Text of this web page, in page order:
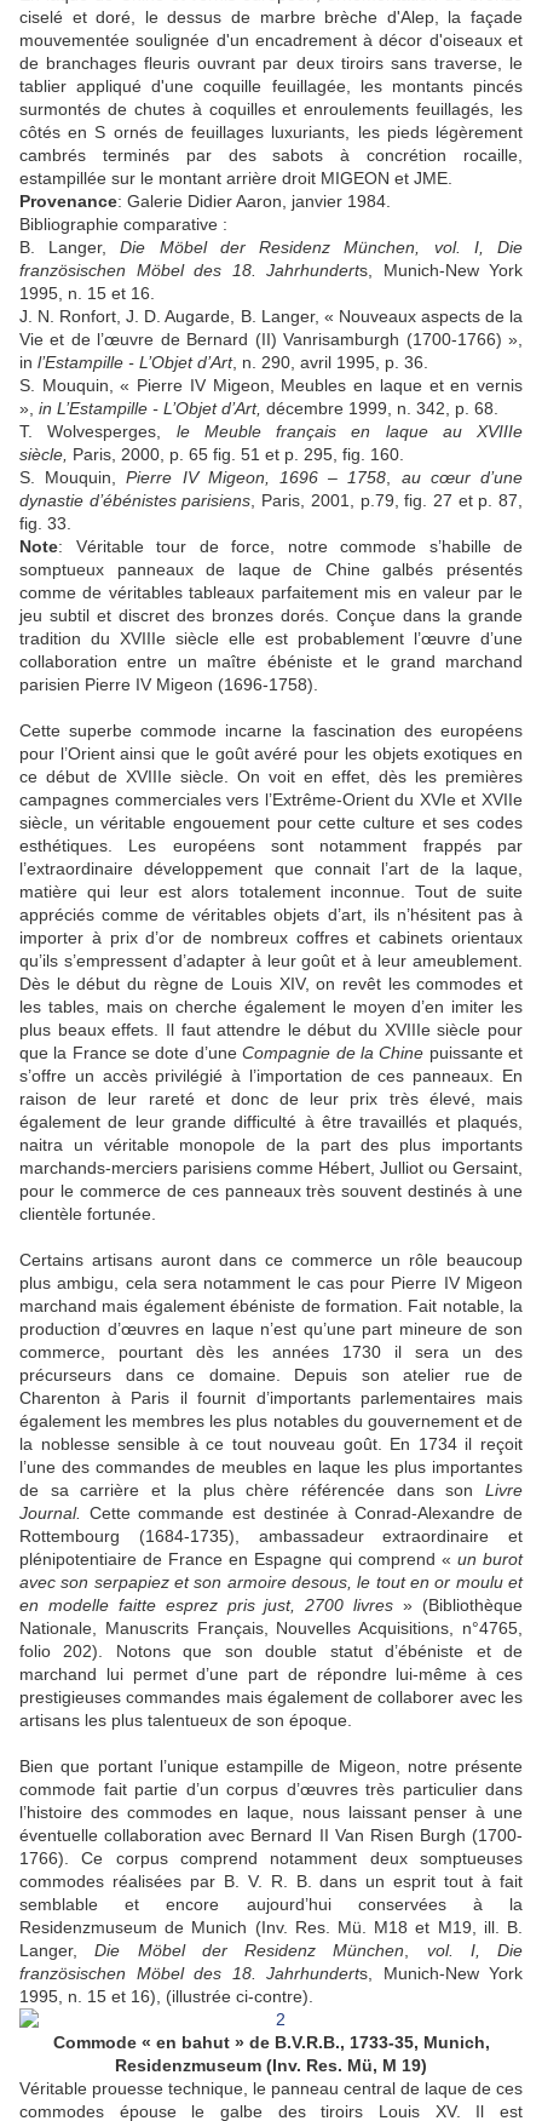
ciselé et doré, le dessus de marbre brèche d'Alep, la façade
mouvementée soulignée d'un encadrement à décor d'oiseaux et
de branchages fleuris ouvrant par deux tiroirs sans traverse, le
tablier appliqué d'une coquille feuillagée, les montants pincés
surmontés de chutes à coquilles et enroulements feuillagés, les
côtés en S ornés de feuillages luxuriants, les pieds légèrement
cambrés terminés par des sabots à concrétion rocaille,
estampillée sur le montant arrière droit MIGEON et JME.
Provenance: Galerie Didier Aaron, janvier 1984.
Bibliographie comparative :
B. Langer,Die Möbel der Residenz München, vol. I,
Die
französischen Möbel des 18. Jahrhunderts, Munich-New York
1995, n. 15 et 16.
J. N. Ronfort, J. D. Augarde, B. Langer, « Nouveaux aspects de la
Vie et de l’œuvre de Bernard (II) Vanrisamburgh (1700-1766) »,
in l’Estampille - L ’Objet d’Art, n. 290, avril 1995, p. 36.
S. Mouquin, « Pierre IV Migeon, Meubles en laque et en vernis
», in L ’Estampille - L ’Objet d’Art, décembre 1999, n. 342, p. 68.
T. Wolvesperges, le Meuble français en laque au XVIIIe
siècle, Paris, 2000, p. 65 fig. 51 et p. 295, fig. 160.
S. Mouquin,Pierre IV Migeon, 1696– 1758 au cœur d’une
dynastie d’ébénistes parisiens , Paris, 2001, p.79, fig. 27 et p. 87,
fig. 33.
Note: Véritable tour de force, notre commode s’habille de
somptueux panneaux de laque de Chine galbés présentés
comme de véritables tableaux parfaitement mis en valeur par le
jeu subtil et discret des bronzes dorés. Conçue dans la grande
tradition du XVIIIe siècle elle est probablement l’œuvre d’une
collaboration entre un maître ébéniste et le grand marchand
parisien Pierre IV Migeon (1696-1758).
Cette superbe commode incarne la fascination des européens
pour l’Orient ainsi que le goût avéré pour les objets exotiques en
ce début de XVIIIe siècle. On voit en effet, dès les premières
campagnes commerciales vers l’Extrême-Orient du XVIe et XVIIe
siècle, un véritable engouement pour cette culture et ses codes
esthétiques. Les européens sont notamment frappés par
l’extraordinaire développement que connait l’art de la laque,
matière qui leur est alors totalement inconnue. Tout de suite
appréciés comme de véritables objets d’art, ils n’hésitent pas à
importer à prix d’or de nombreux coffres et cabinets orientaux
qu’ils s’empressent d’adapter à leur goût et à leur ameublement.
Dès le début du règne de Louis XIV, on revêt les commodes et
les tables, mais on cherche également le moyen d’en imiter les
plus beaux effets. Il faut attendre le début du XVIIIe siècle pour
que la France se dote d’uneCompagnie de la Chine puissante et
s’offre un accès privilégié à l’importation de ces panneaux. En
raison de leur rareté et donc de leur prix très élevé, mais
également de leur grande difficulté à être travaillés et plaqués,
naitra un véritable monopole de la part des plus importants
marchands-merciers parisiens comme Hébert, Julliot ou Gersaint,
pour le commerce de ces panneaux très souvent destinés à une
clientèle fortunée.
Certains artisans auront dans ce commerce un rôle beaucoup
plus ambigu, cela sera notamment le cas pour Pierre IV Migeon
marchand mais également ébéniste de formation. Fait notable, la
production d’œuvres en laque n’est qu’une part mineure de son
commerce, pourtant dès les années 1730 il sera un des
précurseurs dans ce domaine. Depuis son atelier rue de
Charenton à Paris il fournit d’importants parlementaires mais
également les membres les plus notables du gouvernement et de
la noblesse sensible à ce tout nouveau goût. En 1734 il reçoit
l’une des commandes de meubles en laque les plus importantes
de sa carrière et la plus chère référencée dans son Livre
Journal. Cette commande est destinée à Conrad-Alexandre de
Rottembourg (1684-1735), ambassadeur extraordinaire et
plénipotentiaire de France en Espagne qui comprend « un burot
avec son serpapiez et son armoire desous, le tout en or moulu et
en modelle faitte esprez pris just, 2700 livres » (Bibliothèque
Nationale, Manuscrits Français, Nouvelles Acquisitions, n°4765,
folio 202). Notons que son double statut d’ébéniste et de
marchand lui permet d’une part de répondre lui-même à ces
prestigieuses commandes mais également de collaborer avec les
artisans les plus talentueux de son époque.
Bien que portant l’unique estampille de Migeon, notre présente
commode fait partie d’un corpus d’œuvres très particulier dans
l’histoire des commodes en laque, nous laissant penser à une
éventuelle collaboration avec Bernard II Van Risen Burgh (1700-
1766). Ce corpus comprend notamment deux somptueuses
commodes réalisées par B. V. R. B. dans un esprit tout à fait
semblable et encore aujourd’hui conservées à la
Residenzmuseum de Munich (Inv. Res. Mü. M18 et M19, ill. B.
Langer,Die Möbel der Residenz München
vol. I, Die
französischen Möbel des 18. Jahrhunderts, Munich-New York
1995, n. 15 et 16), (illustrée ci-contre).
Commode « en bahut » de B.V.R.B., 1733-35, Munich,
Residenzmuseum (Inv. Res. Mü, M 19)
Véritable prouesse technique, le panneau central de laque de ces
commodes épouse le galbe des tiroirs Louis XV. Il est